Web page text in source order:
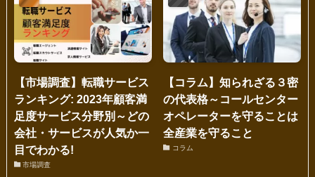
【市場調査】転職サービス
ランキング: 2023年顧客満
足度サービス分野別～どの
会社・サービスが人気か一
目でわかる!
市場調査
【コラム】知られざる３密
の代表格～コールセンター
オペレーターを守ることは
全産業を守ること
コラム